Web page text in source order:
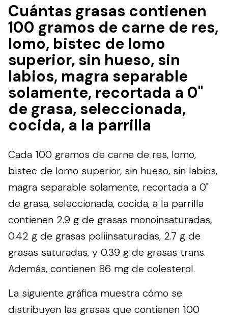
Cuántas grasas contienen
100 gramos de carne de res,
lomo, bistec de lomo
superior, sin hueso, sin
labios, magra separable
solamente, recortada a 0"
de grasa, seleccionada,
cocida, a la parrilla
Cada 100 gramos de carne de res, lomo,
bistec de lomo superior, sin hueso, sin labios,
magra separable solamente, recortada a 0"
de grasa, seleccionada, cocida, a la parrilla
contienen 2.9 g de grasas monoinsaturadas,
0.42 g de grasas poliinsaturadas, 2.7 g de
grasas saturadas, y 0.39 g de grasas trans.
Además, contienen 86 mg de colesterol.
La siguiente gráfica muestra cómo se
distribuyen las grasas que contienen 100